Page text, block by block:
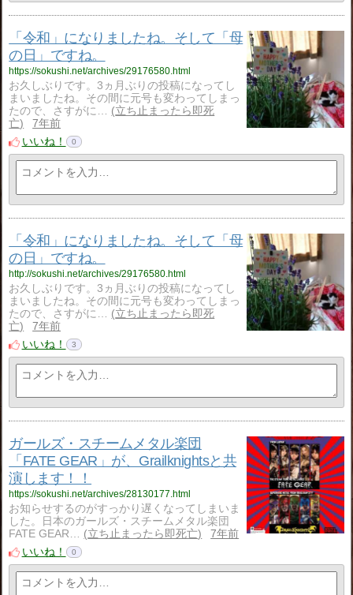
「令和」になりましたね。そして「母
の日」ですね。
https://sokushi.net/archives/29176580.html
お久しぶりです。3ヵ月ぶりの投稿になってし
まいましたね。その間に元号も変わってしまっ
たので、さすがに…
立ち止まったら即死
亡
7年前
いいね！
0
「令和」になりましたね。そして「母
の日」ですね。
http://sokushi.net/archives/29176580.html
お久しぶりです。3ヵ月ぶりの投稿になってし
まいましたね。その間に元号も変わってしまっ
たので、さすがに…
立ち止まったら即死
亡
7年前
いいね！
3
ガールズ・スチームメタル楽団
「FATE GEAR」が、Grailknightsと共
演します！！
https://sokushi.net/archives/28130177.html
お知らせするのがすっかり遅くなってしまいま
した。日本のガールズ・スチームメタル楽団
FATE GEAR…
立ち止まったら即死亡
7年前
いいね！
0